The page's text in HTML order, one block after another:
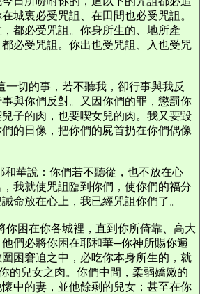
城裏必受咒詛、在田間也必受咒詛。
都必受咒詛。你身所生的、地所產
必受咒詛。你出也受咒詛、入也受咒
一切的事，若不聽我，卻行事與我反
與你們反對。又因你們的罪，懲罰你
子的肉，也要喫女兒的肉。我又要毀
的日像，把你們的屍首扔在你們偶像
和華說：你們若不聽從，也不放在心
，我就使咒詛臨到你們，使你們的福分
命放在心上，我已經咒詛你們了。
你困在你各城裡，直到你所倚靠、高大
們必將你困在耶和華─你神所賜你遍
困窘迫之中，必吃你本身所生的，就
的兒女之肉。你們中間，柔弱嬌嫩的
中的妻，並他餘剩的兒女；甚至在你